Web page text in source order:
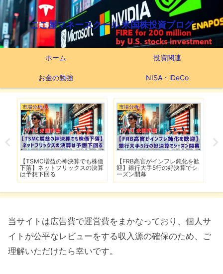
ここ屋マネースクール 米国株投資ブログ
ホーム 投資関連
お金の勉強 NISA・iDeCo
市場分析
【TSMC増益の神決算でも株価
下落】ネットフリックスの決算
は予想下回る
市場分析
【FRB高官がインフレ鈍化を歓
迎】銀行大手5行の好決算でシ
ーズン開幕
当サイトは広告費で運営費をまかなっており、個人サ
イトが公平なレビューをする収入源の確保のため、ご
理解いただけたら幸いです。